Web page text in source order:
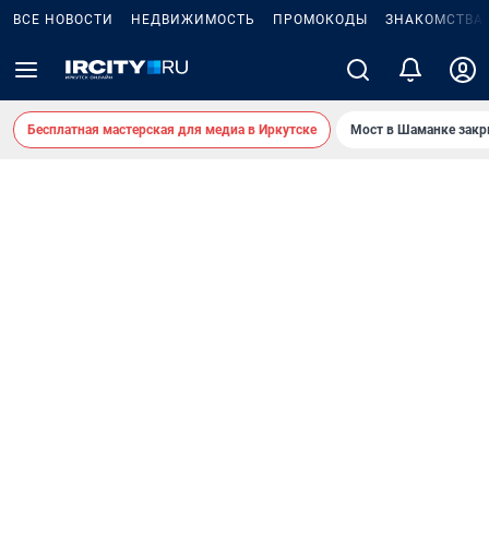
ВСЕ НОВОСТИ НЕДВИЖИМОСТЬ ПРОМОКОДЫ ЗНАКОМСТВА
Бесплатная мастерская для медиа в Иркутске Мост в Шаманке